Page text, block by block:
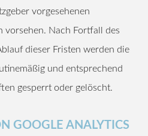
vorgesehenen
vorsehen. Nach Fortfall des
dieser Fristen werden die
und entsprechend
gesperrt oder gelöscht.
GOOGLE ANALYTICS